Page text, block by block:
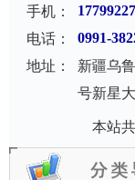
手机：
电话： 0991-
地址：
新疆乌
号新星
本站